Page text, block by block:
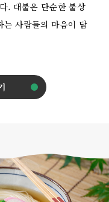
. 대불은 단순한 불상
는 사람들의 마음이 담